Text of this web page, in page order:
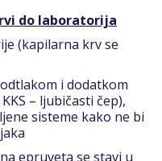
do laboratorija
(kapilarna krv se
i dodatkom
– ljubičasti čep),
sisteme kako ne bi
epruveta se stavi u